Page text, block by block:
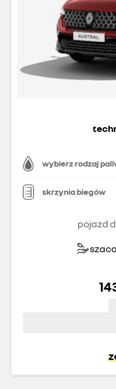
wybierz rodzaj
skrzynia biegów
pojazd